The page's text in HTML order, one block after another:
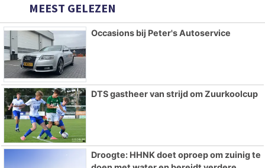
MEEST GELEZEN
Occasions bij Peter's Autoservice
DTS gastheer van strijd om Zuurkoolcup
Droogte: HHNK doet oproep om zuinig te